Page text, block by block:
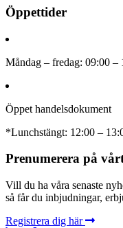
Öppettider
Måndag – fredag: 09:00 –
Öppet handelsdokument
*Lunchstängt: 12:00 –
Prenumerera på
Vill du ha våra senaste
så får du inbjudningar,
Registrera dig här